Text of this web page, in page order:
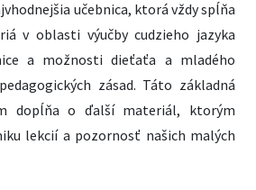
učebnica, ktorá vždy spĺňa
v oblasti výučby cudzieho jazyka
a možnosti dieťaťa a mladého
zásad. Táto základná
dopĺňa o ďalší materiál, ktorým
lekcií a pozornosť našich malých